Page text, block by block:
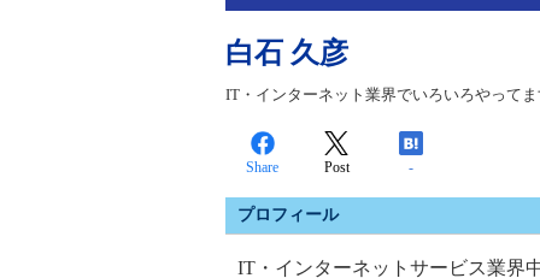
白石 久彦
IT・インターネット業界でいろいろやって
Share Post -
プロフィール
IT・インターネットサービス業界